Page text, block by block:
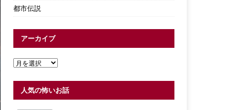
都市伝説
アーカイブ
人気の怖いお話